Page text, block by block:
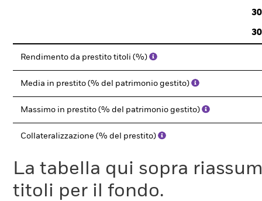
Rendimento da prestito titoli (%)
Media in prestito (% del patrimonio gestito)
Massimo in prestito (% del patrimonio gestito)
Collateralizzazione (% del prestito)
La tabella qui sopra
titoli per il fondo.